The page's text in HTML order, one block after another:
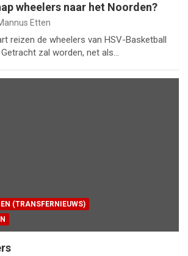
wheelers naar het Noorden?
Etten
reizen de wheelers van HSV-Basketball
zal worden, net als…
(TRANSFERNIEUWS)